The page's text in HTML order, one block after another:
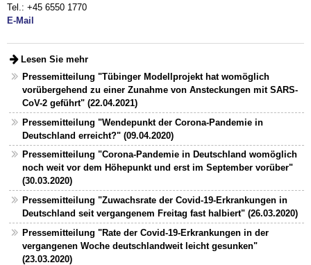
Tel.: +45 6550 1770
E-Mail
Lesen Sie mehr
Pressemitteilung "Tübinger Modellprojekt hat womöglich
vorübergehend zu einer Zunahme von Ansteckungen mit SARS-
CoV-2 geführt" (22.04.2021)
Pressemitteilung "Wendepunkt der Corona-Pandemie in
Deutschland erreicht?" (09.04.2020)
Pressemitteilung "Corona-Pandemie in Deutschland womöglich
noch weit vor dem Höhepunkt und erst im September vorüber"
(30.03.2020)
Pressemitteilung "Zuwachsrate der Covid-19-Erkrankungen in
Deutschland seit vergangenem Freitag fast halbiert" (26.03.2020)
Pressemitteilung "Rate der Covid-19-Erkrankungen in der
vergangenen Woche deutschlandweit leicht gesunken"
(23.03.2020)